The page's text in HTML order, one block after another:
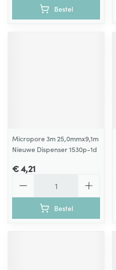
Bestel
Micropore 3m 25,0mmx9,1m
Nieuwe Dispenser 1530p-1d
€ 4,21
Bestel